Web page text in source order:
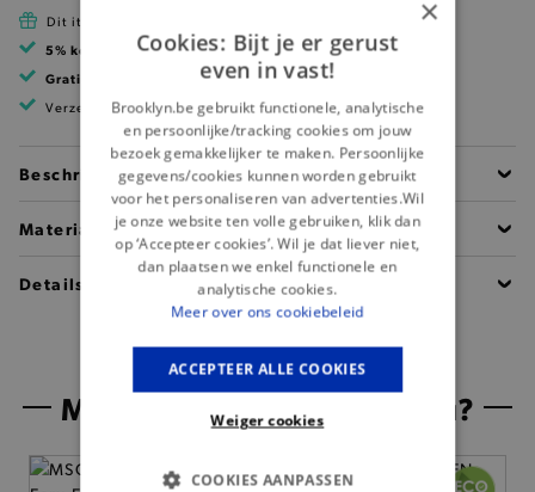
Dit item is betaalbaar met Cadeau Pass
5% korting met klantenkaart
Gratis verzending
vanaf 99 EUR
Verzending binnen 1 à 2 werkdagen
Beschrijving
Materiaal
Details
Misschien is dit iets voor jou?
×
Cookies: Bijt je er gerust
even in vast!
Brooklyn.be gebruikt functionele, analytische
en persoonlijke/tracking cookies om jouw
bezoek gemakkelijker te maken. Persoonlijke
gegevens/cookies kunnen worden gebruikt
voor het personaliseren van advertenties.Wil
je onze website ten volle gebruiken, klik dan
op ‘Accepteer cookies’. Wil je dat liever niet,
dan plaatsen we enkel functionele en
analytische cookies.
Meer over ons cookiebeleid
ACCEPTEER ALLE COOKIES
Weiger cookies
COOKIES AANPASSEN